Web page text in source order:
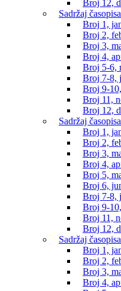
Broj 12,
Sadržaj
Broj 1,
Broj 2,
Broj 3,
Broj 4,
Broj 5-6,
Broj 7-8,
Broj 9-
Broj 11,
Broj 12,
Sadržaj
Broj 1,
Broj 2,
Broj 3,
Broj 4,
Broj 5,
Broj 6,
Broj 7-8,
Broj 9-
Broj 11,
Broj 12,
Sadržaj
Broj 1,
Broj 2,
Broj 3,
Broj 4,